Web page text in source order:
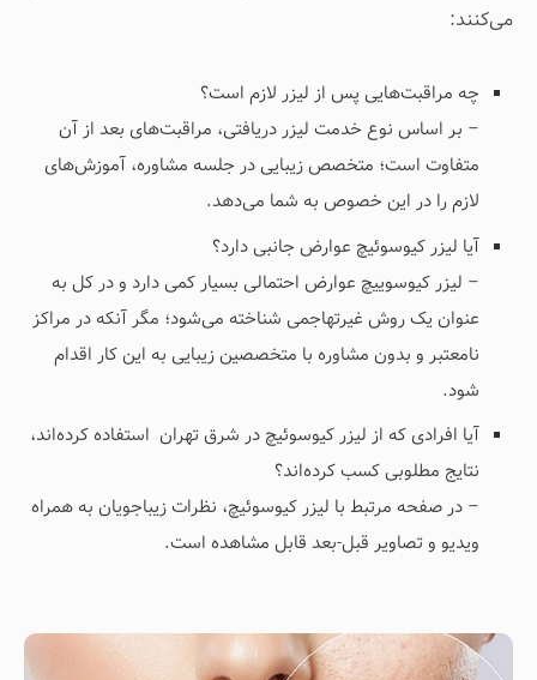
می‌کنند:
چه مراقبت‌هایی پس از لیزر لازم است؟
– بر اساس نوع خدمت لیزر دریافتی، مراقبت‌های بعد از آن
متفاوت است؛ متخصص زیبایی در جلسه مشاوره، آموزش‌های
لازم را در این خصوص به شما می‌دهد.
آیا لیزر کیوسوئیچ عوارض جانبی دارد؟
– لیزر کیوسوییچ عوارض احتمالی بسیار کمی دارد و در کل به
عنوان یک روش غیرتهاجمی شناخته می‌شود؛ مگر آنکه در مراکز
نامعتبر و بدون مشاوره با متخصصین زیبایی به این کار اقدام
شود.
آیا افرادی که از لیزر کیوسوئیچ در شرق تهران استفاده کرده‌اند،
نتایج مطلوبی کسب کرده‌اند؟
– در صفحه مرتبط با لیزر کیوسوئیچ، نظرات زیباجویان به همراه
ویدیو و تصاویر قبل-بعد قابل مشاهده است.